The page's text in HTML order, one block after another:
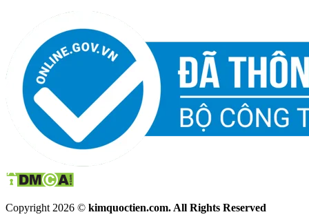
Copyright 2026 © kimquoctien.com. All Rights Reserved